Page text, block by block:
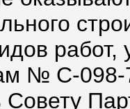
работ,
№ С-